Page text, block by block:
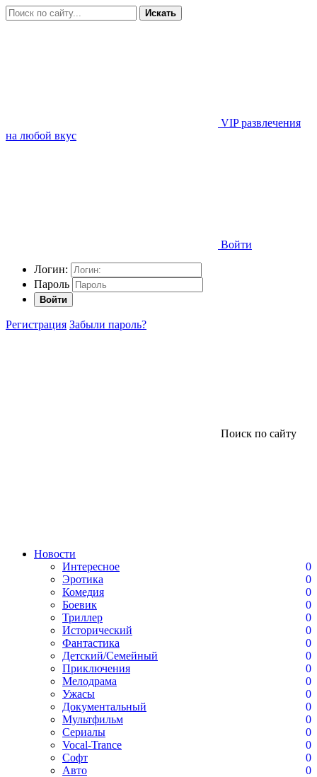
Искать
VIP развлечения
на любой вкус
Войти
Логин:
Пароль
Войти
Регистрация Забыли пароль?
Поиск по сайту
Новости
Интересное
0
Эротика
0
Комедия
0
Боевик
0
Триллер
0
Исторический
0
Фантастика
0
Детский/Семейный
0
Приключения
0
Мелодрама
0
Ужасы
0
Документальный
0
Мультфильм
0
Сериалы
0
Vocal-Trance
0
Софт
0
Авто
0